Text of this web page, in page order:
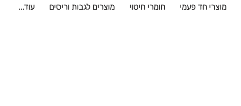
מוצרי חד פעמי חומרי חיטוי מוצרים לגבות וריסים עוד...